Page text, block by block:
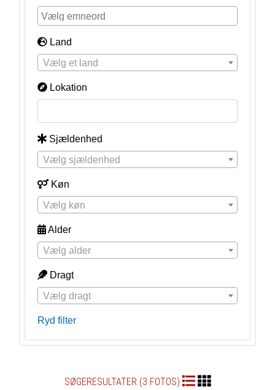
Land
Vælg et land
Lokation
Sjældenhed
Vælg sjældenhed
Køn
Vælg køn
Alder
Vælg alder
Dragt
Vælg dragt
Ryd filter
SØGERESULTATER (3 FOTOS)